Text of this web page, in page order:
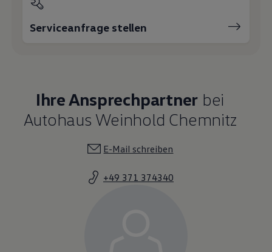
Serviceanfrage stellen
Ihre Ansprechpartner bei
Autohaus Weinhold Chemnitz
E-Mail schreiben
+49 371 374340